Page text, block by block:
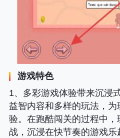
游戏特色
1、 多彩游戏体验带来沉浸
益智内容和多样的玩法，
验。在跑酷闯关的过程中
战，沉浸在快节奏的游戏乐